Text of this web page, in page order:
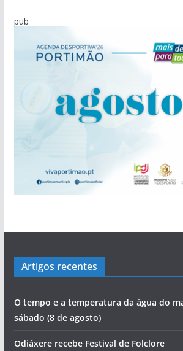
pub
Artigos recentes
O tempo e a temperatura da água do
sábado (8 de agosto)
Odiáxere recebe Festival de Folclore